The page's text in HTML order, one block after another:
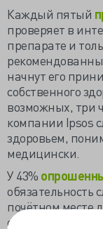
Каждый пятый
проверяет в
препарате и
начнут его
собственного
возможных, три
компании Ipsos
здоровьем,
медицински.
У 43%
почётном месте
обязанность